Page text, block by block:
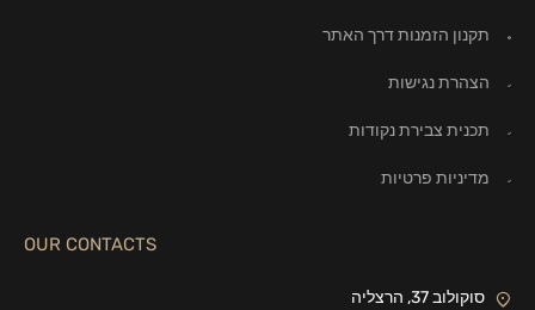
תקנון הזמנות דרך האתר
הצהרת נגישות
תכנית צבירת נקודות
מדיניות פרטיות
OUR CONTACTS
סוקולוב 37, הרצליה